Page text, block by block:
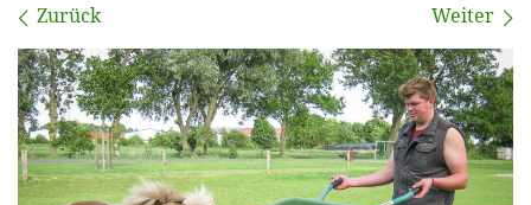
Bilder Navigation
Zurück Weiter